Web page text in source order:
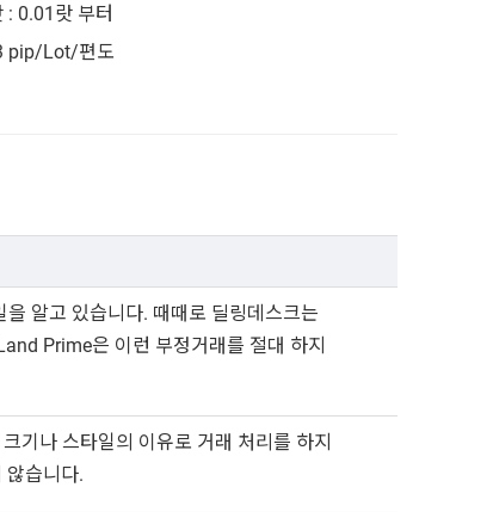
: 0.01랏 부터
pip/Lot/편도
알고 있습니다. 때때로 딜링데스크는
Prime은 이런 부정거래를 절대 하지
기나 스타일의 이유로 거래 처리를 하지
않습니다.